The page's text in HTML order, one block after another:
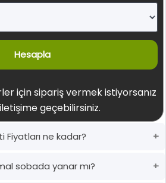
Hesapla
için sipariş vermek istiyorsanız
geçebilirsiniz.
Fiyatları ne kadar?
sobada yanar mı?